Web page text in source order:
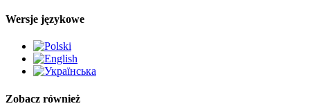
Wersje językowe
Zobacz również